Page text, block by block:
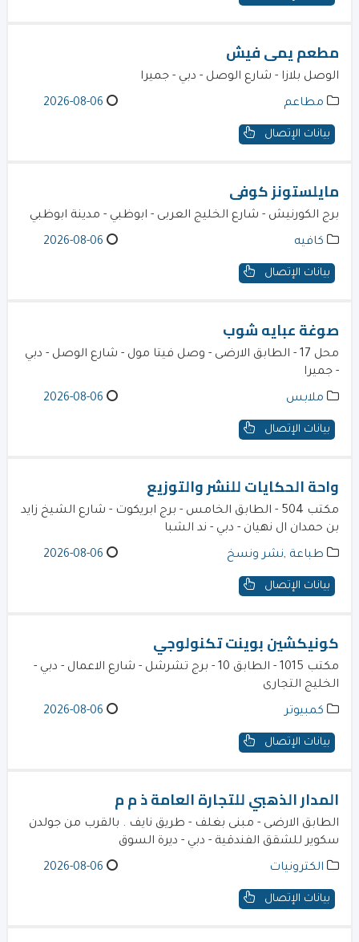
مطعم يمى فيش
الوصل بلازا - شارع الوصل - دبي - جميرا
مطاعم 2026-08-06
بيانات الإتصال
مايلستونز كوفى
برج الكورنيش - شارع الخليج العربى - ابوظبي - مدينة ابوظبي
كافيه 2026-08-06
بيانات الإتصال
صوغة عبايه شوب
محل 17 - الطابق الارضى - وصل فيتا مول - شارع الوصل - دبي
- جميرا
ملابس 2026-08-06
بيانات الإتصال
واحة الحكايات للنشر والتوزيع
مكتب 504 - الطابق الخامس - ​برج ابريكوت - شارع الشيخ زايد
بن حمدان ال نهيان - دبي - ند الشبا
طباعة ,نشر ونسخ 2026-08-06
بيانات الإتصال
كونيكشين بوينت تكنولوجي
مكتب 1015 - الطابق 10 - برج تشرشل - شارع الاعمال - دبي -
الخليج التجارى
كمبيوتر 2026-08-06
بيانات الإتصال
المدار الذهبي للتجارة العامة ذ م م
الطابق الارضى - مبنى بغلف - طريق نايف . بالقرب من جولدن
سكوير للشقق الفندقية - دبي - ديرة السوق
الكترونيات 2026-08-06
بيانات الإتصال